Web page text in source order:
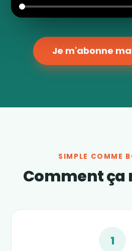
Je m'abonne
SIMPLE COMME
Comment ça
1